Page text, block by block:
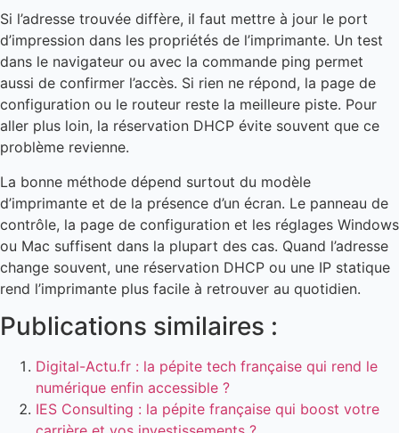
Si l’adresse trouvée diffère, il faut mettre à jour le port
d’impression dans les propriétés de l’imprimante. Un test
dans le navigateur ou avec la commande ping permet
aussi de confirmer l’accès. Si rien ne répond, la page de
configuration ou le routeur reste la meilleure piste. Pour
aller plus loin, la réservation DHCP évite souvent que ce
problème revienne.
La bonne méthode dépend surtout du modèle
d’imprimante et de la présence d’un écran. Le panneau de
contrôle, la page de configuration et les réglages Windows
ou Mac suffisent dans la plupart des cas. Quand l’adresse
change souvent, une réservation DHCP ou une IP statique
rend l’imprimante plus facile à retrouver au quotidien.
Publications similaires :
Digital-Actu.fr : la pépite tech française qui rend le
numérique enfin accessible ?
IES Consulting : la pépite française qui boost votre